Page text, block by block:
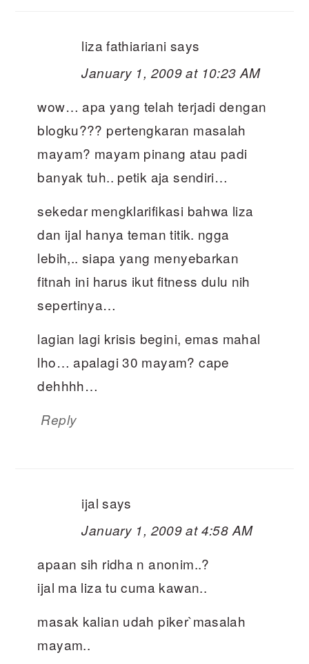
liza fathiariani says
January 1, 2009 at 10:23 AM
wow… apa yang telah terjadi dengan
blogku??? pertengkaran masalah
mayam? mayam pinang atau padi
banyak tuh.. petik aja sendiri…
sekedar mengklarifikasi bahwa liza
dan ijal hanya teman titik. ngga
lebih,.. siapa yang menyebarkan
fitnah ini harus ikut fitness dulu nih
sepertinya…
lagian lagi krisis begini, emas mahal
lho… apalagi 30 mayam? cape
dehhhh…
Reply
ijal says
January 1, 2009 at 4:58 AM
apaan sih ridha n anonim..?
ijal ma liza tu cuma kawan..
masak kalian udah piker`masalah
mayam..